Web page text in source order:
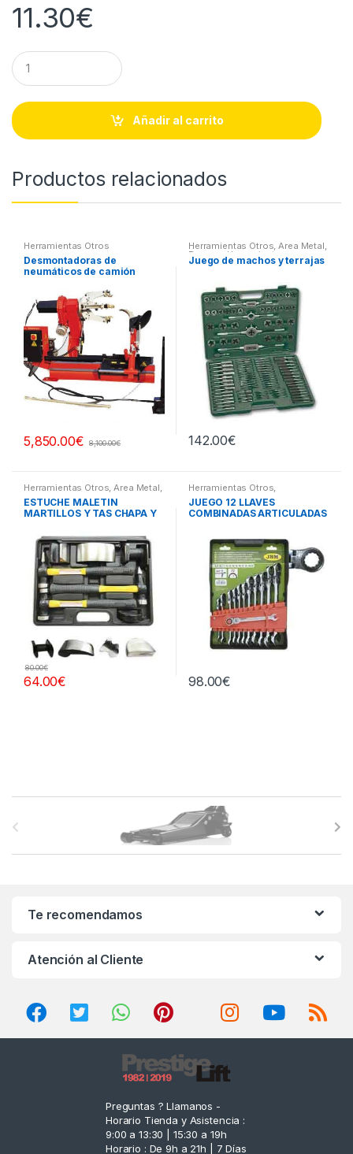
11.30€
Q
u
a
t
i
Añadir al carrito
Productos relacionados
Herramientas Otros
Desmontadoras de
neumáticos de camión
5,850.00€ 8,100.00€
Herramientas Otros,Area Metal,
Roscas, Herramientas ,
Maletines Herramientas,
Juego de machos y terrajas
142.00€
Herramientas Otros,Area Metal,
Roscas, Herramientas
Pintura,Maletines Herramientas,
Extractores, Compresímetros,
ESTUCHE MALETIN
MARTILLOS Y TAS CHAPA Y
64.00€
80.00€
Herramientas Otros,
Herramientas De Mano
Herramientas De Mano
JUEGO 12 LLAVES
COMBINADAS ARTICULADAS
98.00€
Te recomendamos
Atención al Cliente
Preguntas ? Llamanos -
Horario Tienda y Asistencia :
9:00 a 13:30 | 15:30 a 19h
Horario : De 9h a 21h | 7 Días